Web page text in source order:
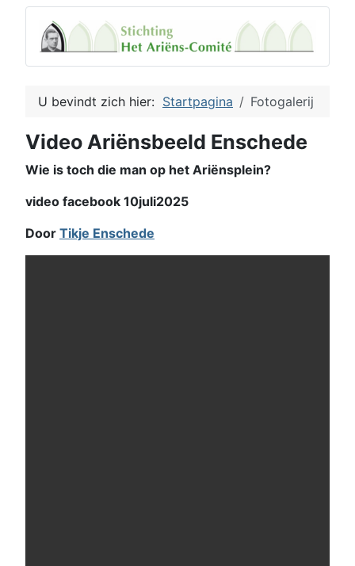
U bevindt zich hier: Startpagina Fotogalerij
Video Ariënsbeeld Enschede
Wie is toch die man op het Ariënsplein?
video facebook 10juli2025
Door Tikje Enschede